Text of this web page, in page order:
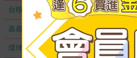
台積店 無庫存
嘉義耐斯店 無庫存
環球店 無庫存